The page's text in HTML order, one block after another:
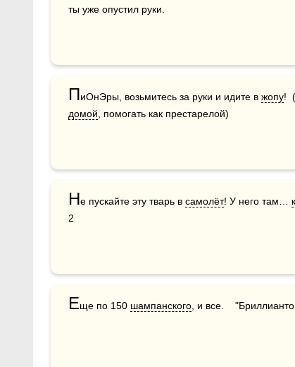
ты уже опустил руки.
ПиОнЭры, возьмитесь за руки и идите в жопу
домой , помогать как престарелой)
Не пускайте эту тварь в самолёт! У него там…
2
Еще по 150 шампанского , и все.